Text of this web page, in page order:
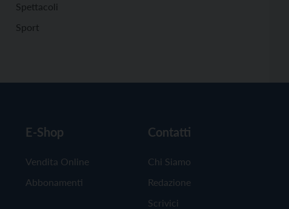
Spettacoli
Sport
E-Shop
Vendita Online
Abbonamenti
Contatti
Chi Siamo
Redazione
Scrivici